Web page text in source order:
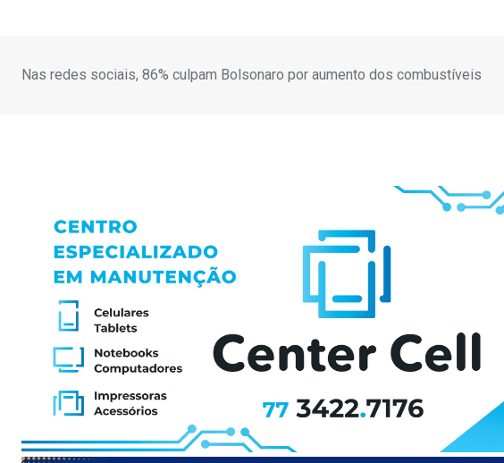
Nas redes sociais, 86% culpam Bolsonaro por aumento dos combustíveis